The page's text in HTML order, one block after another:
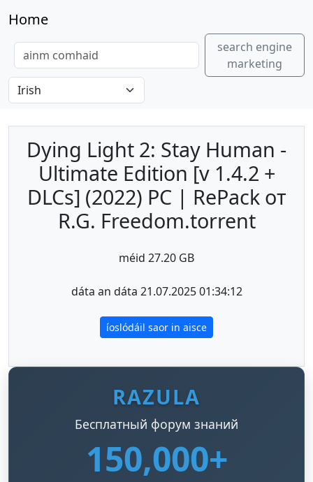
Home
search engine
marketing
Dying Light 2: Stay Human -
Ultimate Edition [v 1.4.2 +
DLCs] (2022) PC | RePack от
R.G. Freedom.torrent
méid 27.20 GB
dáta an dáta 21.07.2025 01:34:12
íoslódáil saor in aisce
RAZULA
Бесплатный форум знаний
150,000+